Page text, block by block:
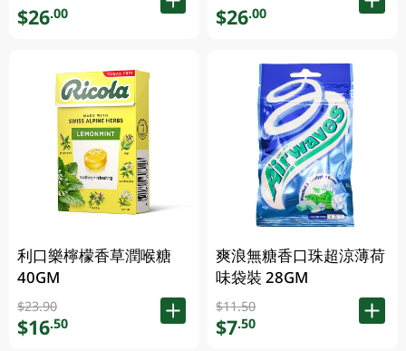
$26.00
利口樂檸檬香草潤喉糖
40GM
$23.90
$16.50
$26.00
爽浪無糖香口珠超涼薄荷
味袋裝 28GM
$11.50
$7.50